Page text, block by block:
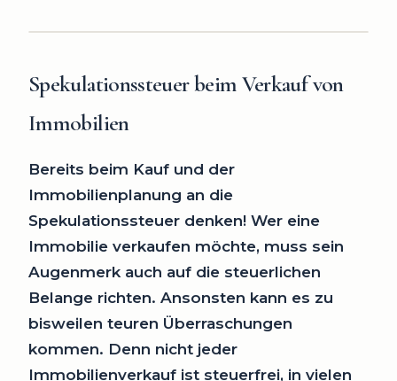
Spekulationssteuer beim Verkaufvon
Immobilien
Bereits beim Kauf und der
Immobilienplanung an die
Spekulationssteuer denken! Wer eine
Immobilie verkaufen möchte, muss sein
Augenmerk auch auf die steuerlichen
Belange richten. Ansonsten kann es zu
bisweilen teuren Überraschungen
kommen. Denn nicht jeder
Immobilienverkauf ist steuerfrei, in vielen